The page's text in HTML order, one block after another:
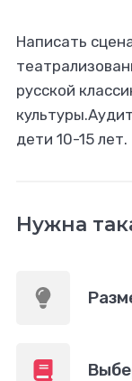
Написать
русской
дети 10-15 лет.
Нужна